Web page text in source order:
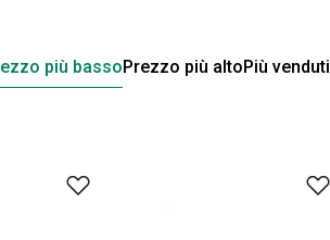
più bassoPrezzo più altoPiù venduti